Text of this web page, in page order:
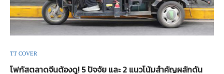
TT COVER
โฟกัสตลาดจีนต้องดู! 5 ปัจจัย และ 2 แนวโน้มสำคัญผลักดัน